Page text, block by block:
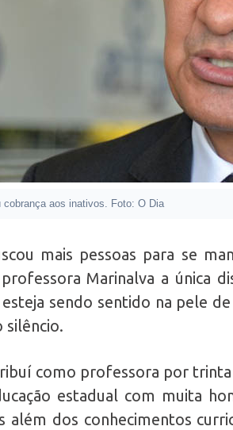
aos inativos. Foto: O Dia
mais pessoas para se
Marinalva a única
sendo sentido na pele
silêncio.
como professora por trinta
estadual com muita
além dos conhecimentos